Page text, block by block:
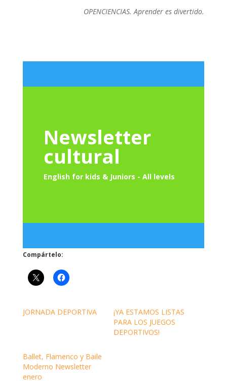
OPENCIENCIAS. Aprender es divertido.
Newsletter
cultural
English for kids & Juniors - All levels
Compártelo:
JORNADA DEPORTIVA
¡YA ESTAMOS LISTAS
PARA LOS JUEGOS
DEPORTIVOS!
Ballet, Flamenco y Baile
Moderno Newsletter
enero